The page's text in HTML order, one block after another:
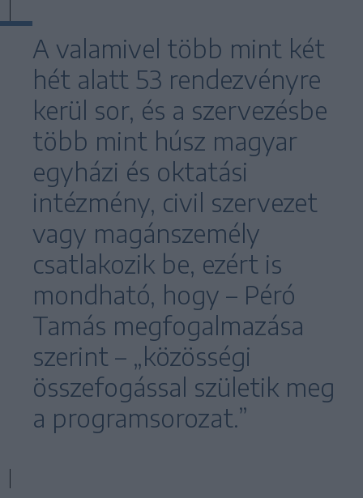
A valamivel több mint két
hét alatt 53 rendezvényre
kerül sor, és a szervezésbe
több mint húsz magyar
egyházi és oktatási
intézmény, civil szervezet
vagy magánszemély
csatlakozik be, ezért is
mondható, hogy – Péró
Tamás megfogalmazása
szerint – „közösségi
összefogással születik meg
a programsorozat.”